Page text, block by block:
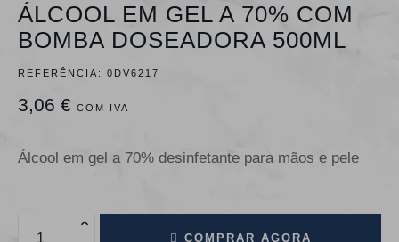
ÁLCOOL EM GEL A 70% COM
BOMBA DOSEADORA 500ML
REFERÊNCIA: 0DV6217
3,06 € COM IVA
Álcool em gel a 70% desinfetante para mãos e pele
COMPRAR AGORA